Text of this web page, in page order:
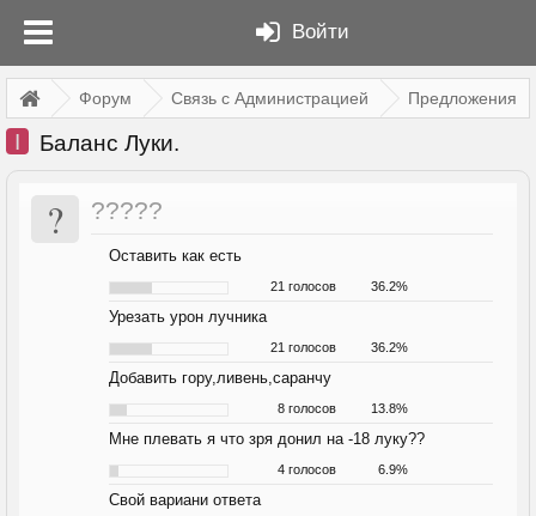
Войти
Форум Связь с Администрацией Предложения
I Баланс Луки.
? ?????
Оставить как есть
21 голосов 36.2%
Урезать урон лучника
21 голосов 36.2%
Добавить гору,ливень,саранчу
8 голосов 13.8%
Мне плевать я что зря донил на -18 луку??
4 голосов 6.9%
Свой вариани ответа